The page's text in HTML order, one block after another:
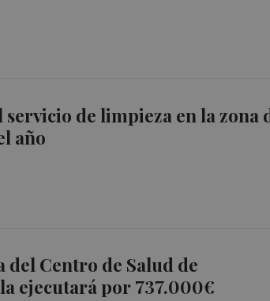
de limpieza en la zona
año
del Centro de Salud de
ejecutará por 737.000€